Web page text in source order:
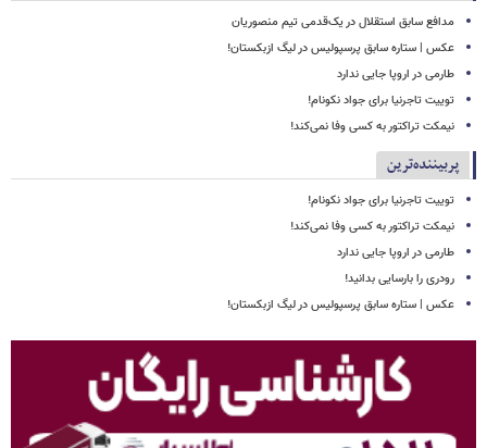
مدافع سابق استقلال در یک‌قدمی تیم منصوریان
عکس | ستاره سابق پرسپولیس در لیگ ازبکستان!
طارمی در اروپا جایی ندارد
توییت تاجرنیا برای جواد نکونام!
نیمکت تراکتور به کسی وفا نمی‌کند!
پربیننده‌ترین
توییت تاجرنیا برای جواد نکونام!
نیمکت تراکتور به کسی وفا نمی‌کند!
طارمی در اروپا جایی ندارد
رودری را بارسایی بدانید!
عکس | ستاره سابق پرسپولیس در لیگ ازبکستان!